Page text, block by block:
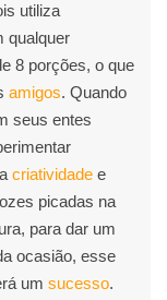
utiliza
qualquer
8 porções, o que
amigos. Quando
seus entes
criatividade e
picadas na
para dar um
ocasião, esse
um sucesso.